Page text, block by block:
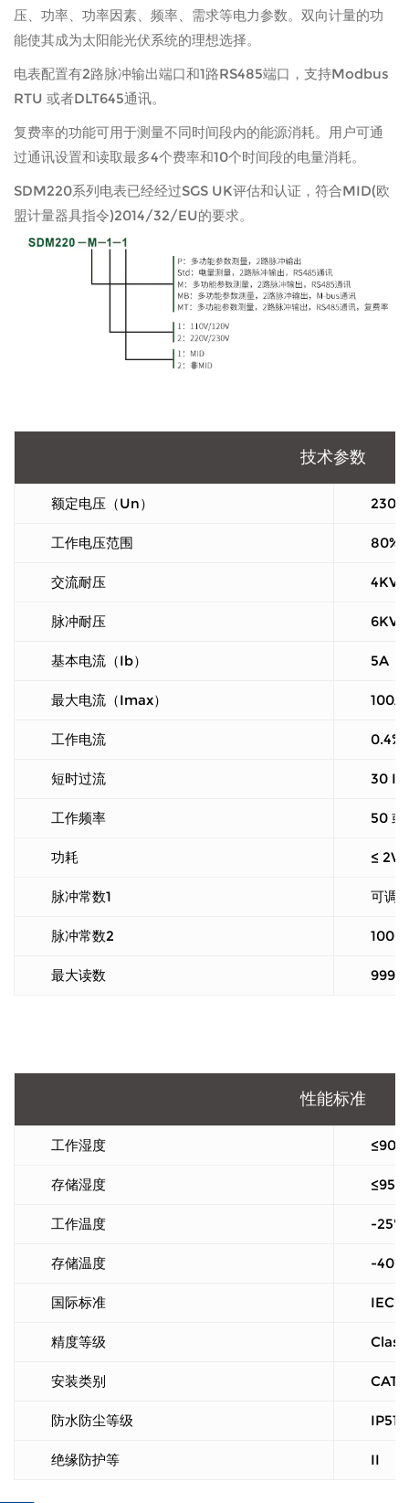
压、功率、功率因素、频率、需求等电力参数。双向计量的功
能使其成为太阳能光伏系统的理想选择。
电表配置有2路脉冲输出端口和1路RS485端口，支持Modbus
RTU 或者DLT645通讯。
复费率的功能可用于测量不同时间段内的能源消耗。用户可通
过通讯设置和读取最多4个费率和10个时间段的电量消耗。
SDM220系列电表已经经过SGS UK评估和认证，符合MID(欧
盟计量器具指令)2014/32/EU的要求。
技术参数
额定电压（Un）
工作电压范围
交流耐压 4KV
脉冲耐压 6KV-
基本电流（Ib） 5A
最大电流（Imax） 100A
工作电流
短时过流 30
工作频率 50
功耗 ≤
脉冲常数1 可调
脉冲常数2
最大读数
性能标准
工作湿度 ≤90%
存储湿度 ≤95%
工作温度 -
存储温度 -
国际标准
精度等级
安装类别 CAT
防水防尘等级 IP51
绝缘防护等 II